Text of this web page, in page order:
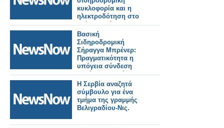
κυκλοφορία και η
ηλεκτροδότηση στο
τμήμα Οινόη –
Χαλκίδα, εξαιτίας
πυρκαγιάς.
Βασική
Σιδηροδρομική
Σήραγγα Μπρένερ:
Πραγματικότητα η
υπόγεια σύνδεση
Ιταλίας–Αυστρίας.
Η Σερβία αναζητά
σύμβουλο για ένα
τμήμα της γραμμής
Βελιγραδίου-Νις.